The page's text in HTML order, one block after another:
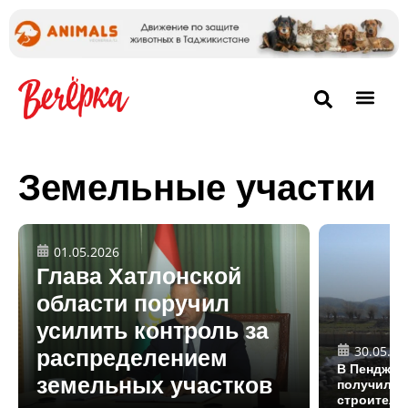
Земельные участки
01.05.2026
Глава Хатлонской
области поручил
усилить контроль за
распределением
земельных участков
В
получили